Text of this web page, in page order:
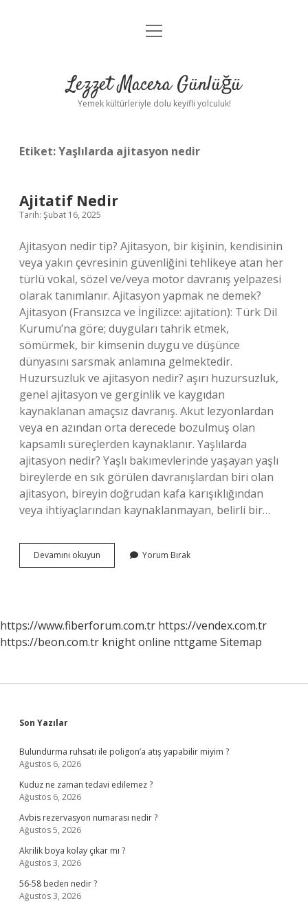
Anasayfa
Yasal Uyarı
menüyü
Lezzet Macera Günlüğü
Yemek kültürleriyle dolu keyifli yolculuk!
Etiket:Yaşlılarda ajitasyon nedir
Ajitatif Nedir
Tarih: Şubat 16, 2025
Ajitasyon nedir tip? Ajitasyon, bir kişinin, kendisinin
veya yakın çevresinin güvenliğini tehlikeye atan her
türlü vokal, sözel ve/veya motor davranış yelpazesi
olarak tanımlanır. Ajitasyon yapmak ne demek?
Ajitasyon (Fransızca ve İngilizce: ajitation): Türk Dil
Kurumu’na göre; duyguları tahrik etmek,
sömürmek, bir kimsenin duygu ve düşünce
dünyasını sarsmak anlamına gelmektedir.
Huzursuzluk ve ajitasyon nedir? aşırı huzursuzluk,
genel ajitasyon ve gerginlik ve kaygıdan
kaynaklanan amaçsız davranış. Akut lezyonlardan
veya en azından orta derecede bozulmuş olan
kapsamlı süreçlerden kaynaklanır. Yaşlılarda
ajitasyon nedir? Yaşlı bakımevlerinde yaşayan yaşlı
bireylerde en sık görülen davranışlardan biri olan
ajitasyon, bireyin doğrudan kafa karışıklığından
veya ihtiyaçlarından kaynaklanmayan, belirli bir…
Devamını okuyun
Nedir
Yorum Bırak
https://www.fiberforum.com.tr https://vendex.com.tr
https://beon.com.tr knight online nttgame Sitemap
Sidebar
Son Yazılar
Bulundurma ruhsatı ile poligon’a atış yapabilir miyim ?
Ağustos 6, 2026
Kuduz ne zaman tedavi edilemez ?
Ağustos 6, 2026
Avbis rezervasyon numarası nedir ?
Ağustos 5, 2026
Akrilik boya kolay çıkar mı ?
Ağustos 3, 2026
56-58 beden nedir ?
Ağustos 3, 2026